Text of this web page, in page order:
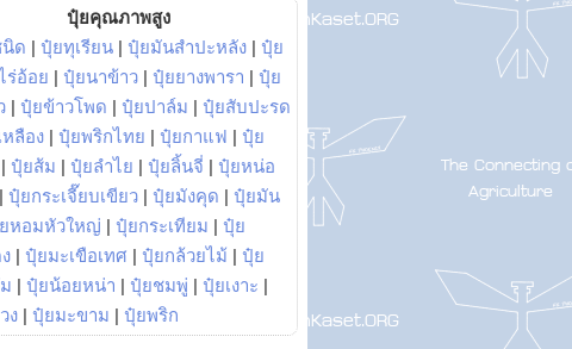
ปุ๋ยคุณภาพสูง
ด | ปุ๋ยทุเรียน | ปุ๋ยมันสำปะหลัง | ปุ๋ย
ร่อ้อย | ปุ๋ยนาข้าว | ปุ๋ยยางพารา | ปุ๋ย
| ปุ๋ยข้าวโพด | ปุ๋ยปาล์ม | ปุ๋ยสับปะรด
ลือง | ปุ๋ยพริกไทย | ปุ๋ยกาแฟ | ปุ๋ย
| ปุ๋ยส้ม | ปุ๋ยลำไย | ปุ๋ยลิ้นจี่ | ปุ๋ยหน่อ
| ปุ๋ยกระเจี๊ยบเขียว | ปุ๋ยมังคุด | ปุ๋ยมัน
หอมหัวใหญ่ | ปุ๋ยกระเทียม | ปุ๋ย
| ปุ๋ยมะเขือเทศ | ปุ๋ยกล้วยไม้ | ปุ๋ย
| ปุ๋ยน้อยหน่า | ปุ๋ยชมพู่ | ปุ๋ยเงาะ |
ง | ปุ๋ยมะขาม | ปุ๋ยพริก